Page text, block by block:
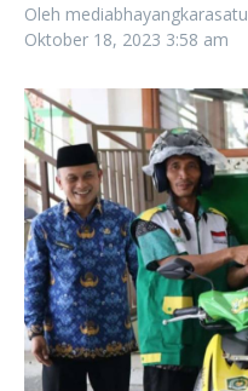
Oleh mediabhayangkarasatu
Oktober 18, 2023 3:58 am